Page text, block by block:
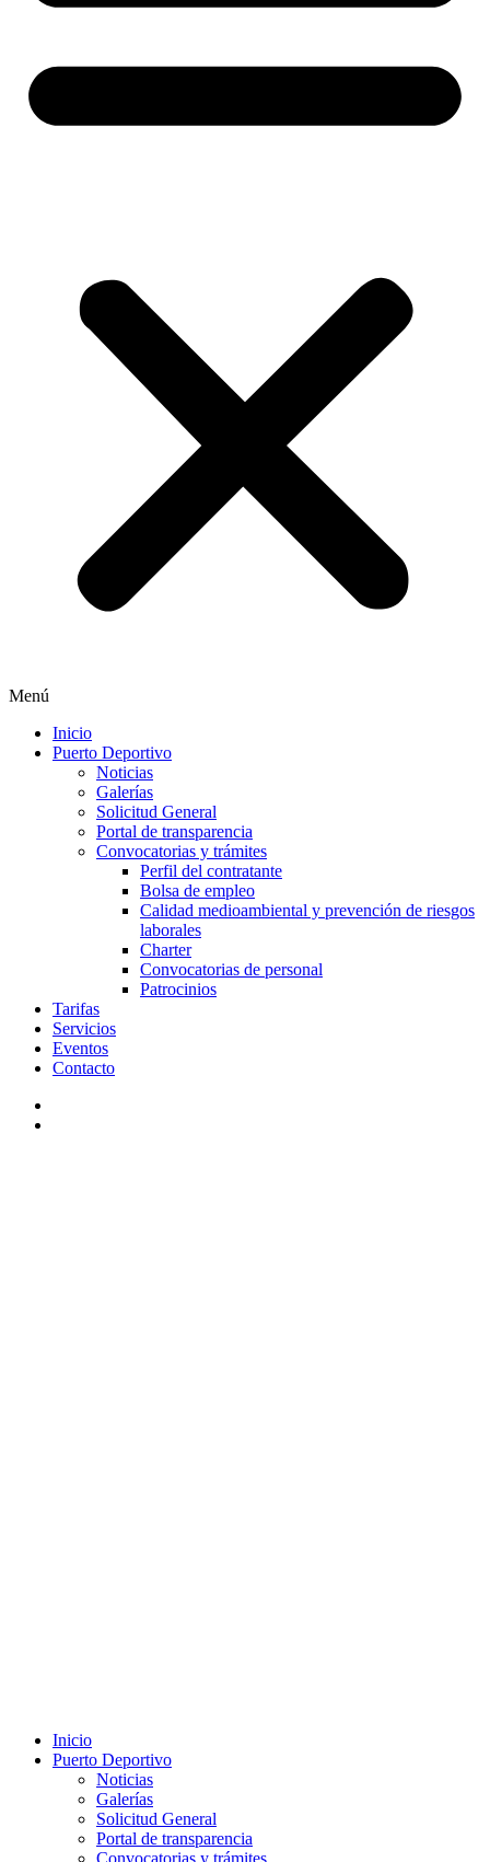
Menú
Inicio
Puerto Deportivo
Noticias
Galerías
Solicitud General
Portal de transparencia
Convocatorias y trámites
Perfil del contratante
Bolsa de empleo
Calidad medioambiental y prevención de riesgos
laborales
Charter
Convocatorias de personal
Patrocinios
Tarifas
Servicios
Eventos
Contacto
Inicio
Puerto Deportivo
Noticias
Galerías
Solicitud General
Portal de transparencia
Convocatorias y trámites